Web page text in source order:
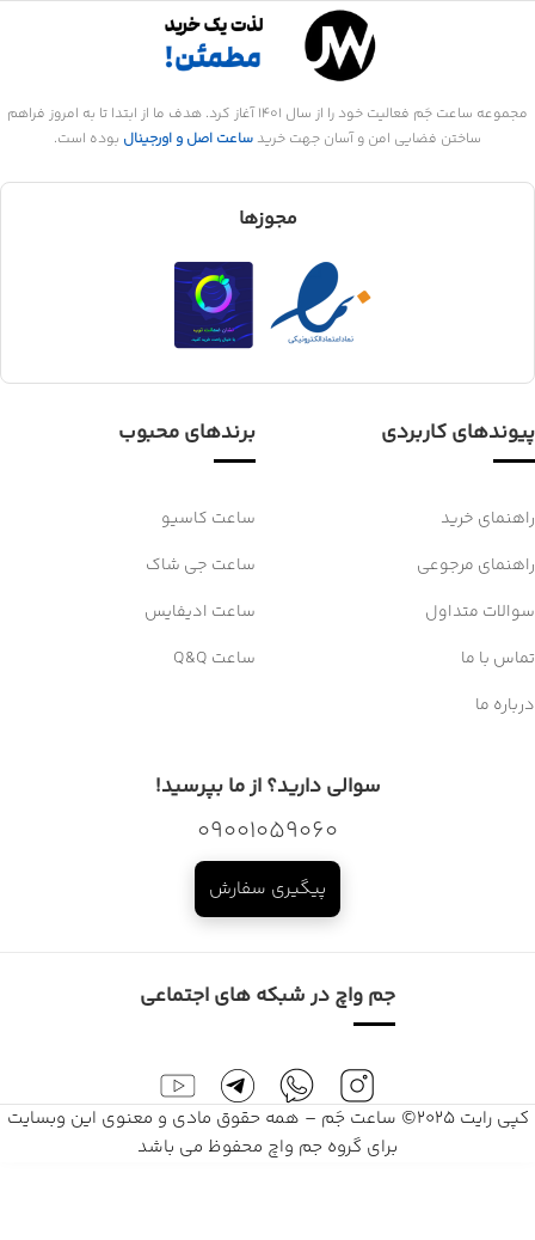
مجموعه ساعت جَم فعالیت خود را از سال 1401 آغاز کرد. هدف ما از ابتدا تا به امروز فراهم
ساختن فضایی امن و آسان جهت خرید ساعت اصل و اورجینال بوده است.
مجوزها
پیوندهای کاربردی
راهنمای خرید
راهنمای مرجوعی
سوالات متداول
تماس با ما
درباره ما
برندهای محبوب
ساعت کاسیو
ساعت جی شاک
ساعت ادیفایس
ساعت Q&Q
سوالی دارید؟ از ما بپرسید!
09001059060
پیگیری سفارش
جم واچ در شبکه های اجتماعی
کپی رایت 2025© ساعت جَم – همه حقوق مادی و معنوی این وبسایت
برای گروه جم واچ محفوظ می باشد